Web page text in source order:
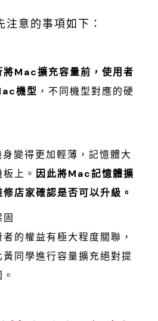
意的事項如下：
將Mac擴充容量前，使用者
機型 ，不同機型對應的硬
變得更加輕薄，記憶體大
上。 因此將Mac記憶體擴
店家確認是否可以升級。
的權益有極大程度關聯，
同學進行容量擴充絕對提